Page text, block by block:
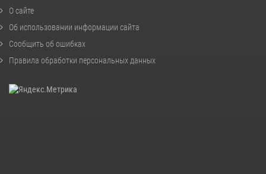
О сайте
Об использовании информации сайта
Сообщить об ошибках
Правила обработки персональных данных